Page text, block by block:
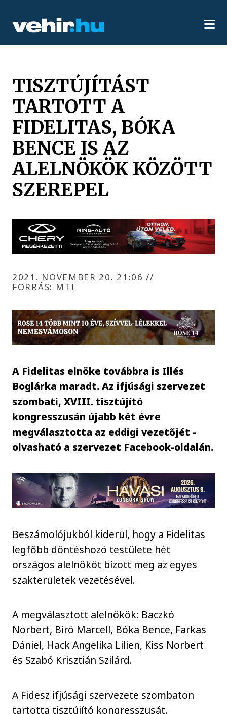
TISZTÚJÍTÁST
TARTOTT A
FIDELITAS, BÓKA
BENCE IS AZ
ALELNÖKÖK KÖZÖTT
SZEREPEL
2021. NOVEMBER 20. 21:06//
FORRÁS: MTI
A Fidelitas elnöke továbbra is Illés
Boglárka maradt. Az ifjúsági szervezet
szombati, XVIII. tisztújító
kongresszusán újabb két évre
megválasztotta az eddigi vezetőjét -
olvasható a szervezet Facebook-oldalán.
Beszámolójukból kiderül, hogy a Fidelitas
legfőbb döntéshozó testülete hét
országos alelnököt bízott meg az egyes
szakterületek vezetésével.
A megválasztott alelnökök: Baczkó
Norbert, Biró Marcell, Bóka Bence, Farkas
Dániel, Hack Angelika Lilien, Kiss Norbert
és Szabó Krisztián Szilárd.
A Fidesz ifjúsági szervezete szombaton
tartotta tisztújító kongresszusát.